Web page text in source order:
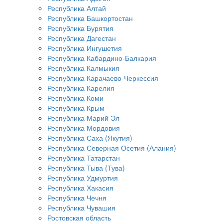
Республика Алтай
Республика Башкортостан
Республика Бурятия
Республика Дагестан
Республика Ингушетия
Республика Кабардино-Балкария
Республика Калмыкия
Республика Карачаево-Черкессия
Республика Карелия
Республика Коми
Республика Крым
Республика Марий Эл
Республика Мордовия
Республика Саха (Якутия)
Республика Северная Осетия (Алания)
Республика Татарстан
Республика Тыва (Тува)
Республика Удмуртия
Республика Хакасия
Республика Чечня
Республика Чувашия
Ростовская область